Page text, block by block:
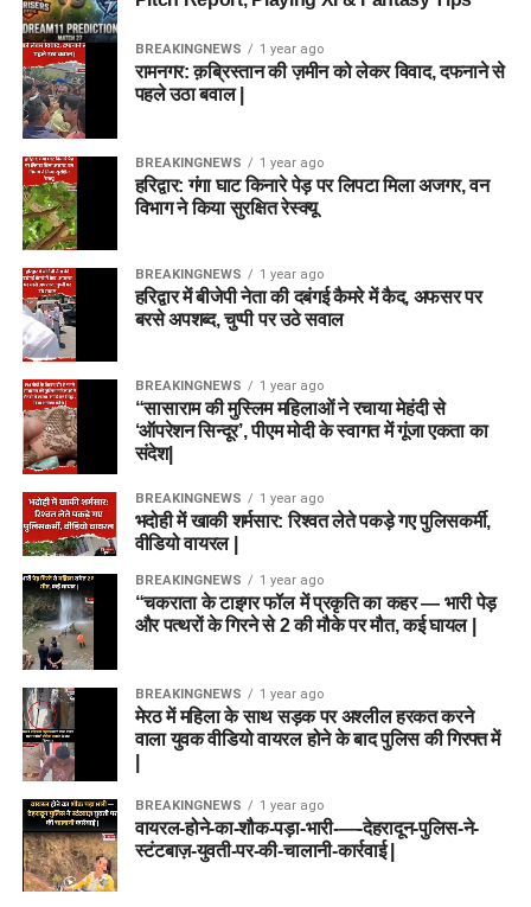
BREAKINGNEWS 1 year ago
रामनगर: क़ब्रिस्तान की ज़मीन को लेकर विवाद, दफनाने से
पहले उठा बवाल |
BREAKINGNEWS 1 year ago
हरिद्वार: गंगा घाट किनारे पेड़ पर लिपटा मिला अजगर, वन
विभाग ने किया सुरक्षित रेस्क्यू
BREAKINGNEWS 1 year ago
हरिद्वार में बीजेपी नेता की दबंगई कैमरे में कैद, अफसर पर
बरसे अपशब्द, चुप्पी पर उठे सवाल
BREAKINGNEWS 1 year ago
“सासाराम की मुस्लिम महिलाओं ने रचाया मेहंदी से
‘ऑपरेशन सिन्दूर’, पीएम मोदी के स्वागत में गूंजा एकता का
संदेश|
BREAKINGNEWS 1 year ago
भदोही में खाकी शर्मसार: रिश्वत लेते पकड़े गए पुलिसकर्मी,
वीडियो वायरल |
BREAKINGNEWS 1 year ago
“चकराता के टाइगर फॉल में प्रकृति का कहर — भारी पेड़
और पत्थरों के गिरने से 2 की मौके पर मौत, कई घायल |
BREAKINGNEWS 1 year ago
मेरठ में महिला के साथ सड़क पर अश्लील हरकत करने
वाला युवक वीडियो वायरल होने के बाद पुलिस की गिरफ्त में
BREAKINGNEWS 1 year ago
वायरल-होने-का-शौक-पड़ा-भारी-—-देहरादून-पुलिस-ने-
स्टंटबाज़-युवती-पर-की-चालानी-कार्रवाई |